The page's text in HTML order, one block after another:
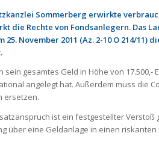
Sommerberg erwirkte
die Rechte von Fondsanlegern. Das
November 2011 (Az. 2-10 O 214/11)
sein gesamtes Geld in Höhe von 17.500,-
angelegt hat. Außerdem muss die
ersetzen.
ist ein festgestellter Verstoß
über eine Geldanlage in einen riskanten